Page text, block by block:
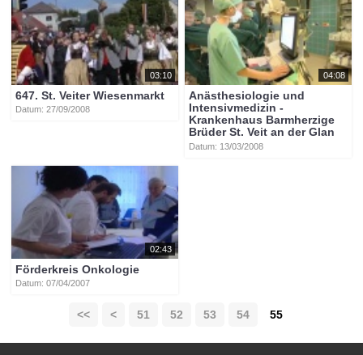
03:10
647. St. Veiter Wiesenmarkt
Datum: 27/09/2008
04:08
Anästhesiologie und
Intensivmedizin -
Krankenhaus Barmherzige
Brüder St. Veit an der Glan
Datum: 13/03/2008
02:43
Förderkreis Onkologie
Datum: 07/04/2007
<< < 51 52 53 54 55